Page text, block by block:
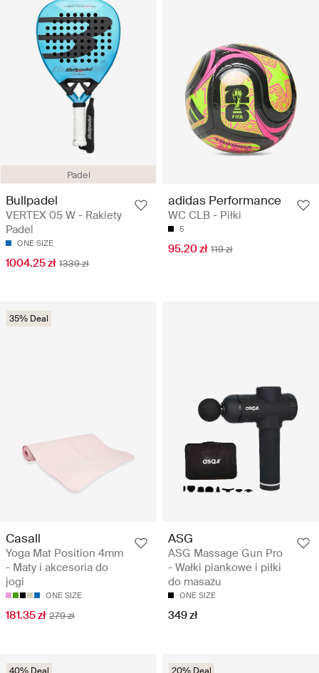
Padel
Bullpadel
VERTEX 05 W - Rakiety
Padel
ONE SIZE
1004.25 zł 1339 zł
adidas Performance
WC CLB - Piłki
5
95.20 zł 119 zł
35% Deal
Casall
Yoga Mat Position 4mm
- Maty i akcesoria do
jogi
ONE SIZE
181.35 zł 279 zł
ASG
ASG Massage Gun Pro
- Wałki piankowe i piłki
do masażu
ONE SIZE
349 zł
40% Deal 20% Deal